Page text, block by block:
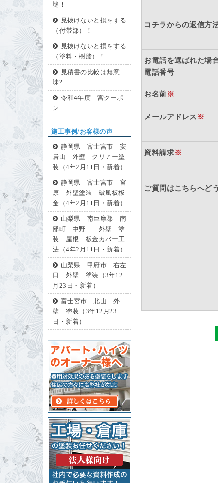
謎！
見抜けないと損をする
（付帯部）！
見抜けないと損をする
（塗料・樹脂）！
見積書の比較は無意
味?
令和4年度 宮クーポ
ン
施工事例/お客様の声
静岡県 富士宮市 安
居山 外壁 クリアー塗
装（4年2月11日・新着）
静岡県 富士宮市 宮
原 外壁塗装 破風板板
金（4年2月11日・新着）
山梨県 南巨摩郡 南
部町 中野 外壁 塗
装 屋根 板金カバー工
法（4年2月11日・新着）
山梨県 甲府市 右左
口 外壁 塗装（3年12
月23日・新着）
富士宮市 北山 外
壁 塗装（3年12月23
日・新着）
コチラからの返信方
お電話を選ばれた場
電話番号
お名前※
メールアドレス ※
資料請求※
ご質問はこちらへど